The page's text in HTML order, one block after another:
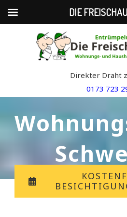
Direkter Draht
0173 723
DIE